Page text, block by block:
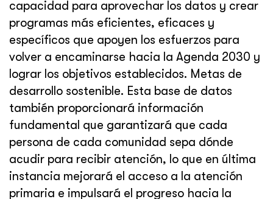
capacidad para aprovechar los datos y crear
programas más eficientes, eficaces y
específicos que apoyen los esfuerzos para
volver a encaminarse hacia la Agenda 2030 y
lograr los objetivos establecidos. Metas de
desarrollo sostenible. Esta base de datos
también proporcionará información
fundamental que garantizará que cada
persona de cada comunidad sepa dónde
acudir para recibir atención, lo que en última
instancia mejorará el acceso a la atención
primaria e impulsará el progreso hacia la